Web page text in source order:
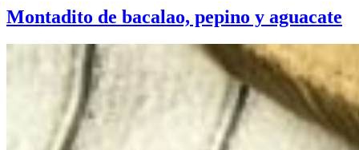
Montadito de bacalao, pepino y aguacate